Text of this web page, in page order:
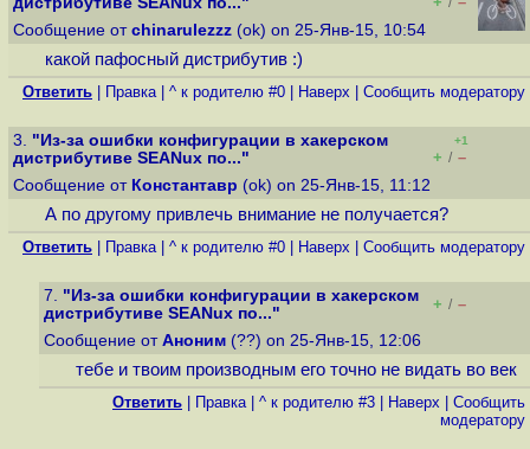
Сообщение от chinarulezzz (ok) on 25-Янв-15, 10:54
какой пафосный дистрибутив :)
Ответить Правка| ^ к родителю #0 Наверх Cообщить модератору
3. "Из-за ошибки конфигурации в хакерском
дистрибутиве SEANux по..."
+1
+ / –
Сообщение от Константавр (ok) on 25-Янв-15, 11:12
А по другому привлечь внимание не получается?
Ответить Правка| ^ к родителю #0 Наверх Cообщить модератору
7. "Из-за ошибки конфигурации в хакерском
дистрибутиве SEANux по..."
+ / –
Сообщение от Аноним (??) on 25-Янв-15, 12:06
тебе и твоим производным его точно не видать во век
Ответить Правка| ^ к родителю #3 Наверх
Cообщить
модератору